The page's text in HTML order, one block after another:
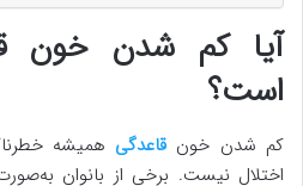
آیا کم شدن خون
است؟
کم شدن خون قاعدگی همیشه